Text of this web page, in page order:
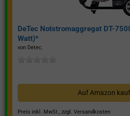
DeTec Notstromaggregat DT-
Watt)*
von Detec.
Auf Amazon
Preis inkl. MwSt., zzgl. Versandkosten